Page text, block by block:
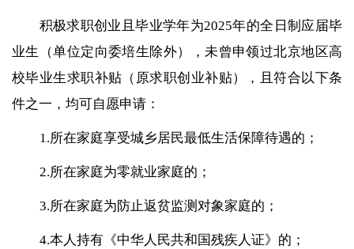
积极求职创业且毕业学年为2025年的全日制应届毕
业生（单位定向委培生除外），未曾申领过北京地区高
校毕业生求职补贴（原求职创业补贴），且符合以下条
件之一，均可自愿申请：
1.所在家庭享受城乡居民最低生活保障待遇的；
2.所在家庭为零就业家庭的；
3.所在家庭为防止返贫监测对象家庭的；
4.本人持有《中华人民共和国残疾人证》的；